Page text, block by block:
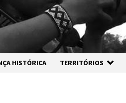
HISTÓRICA TERRITÓRIOS